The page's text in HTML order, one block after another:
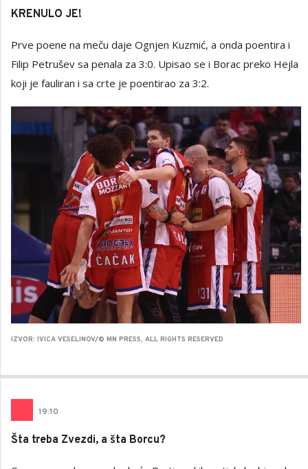
KRENULO JE!
Prve poene na meču daje Ognjen Kuzmić, a onda poentira i
Filip Petrušev sa penala za 3:0. Upisao se i Borac preko Hejla
koji je fauliran i sa crte je poentirao za 3:2.
IZVOR: IVICA VESELINOV/© MN PRESS, ALL RIGHTS RESERVED
19:10
Šta treba Zvezdi, a šta Borcu?